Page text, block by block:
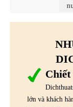
lớn và khách